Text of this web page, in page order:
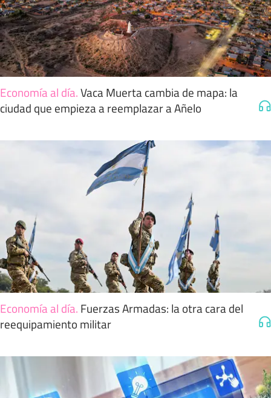
Economía al día.Vaca Muerta cambia de mapa: la
ciudad que empieza a reemplazar a Añelo
Economía al día. Fuerzas Armadas: la otra cara del
reequipamiento militar